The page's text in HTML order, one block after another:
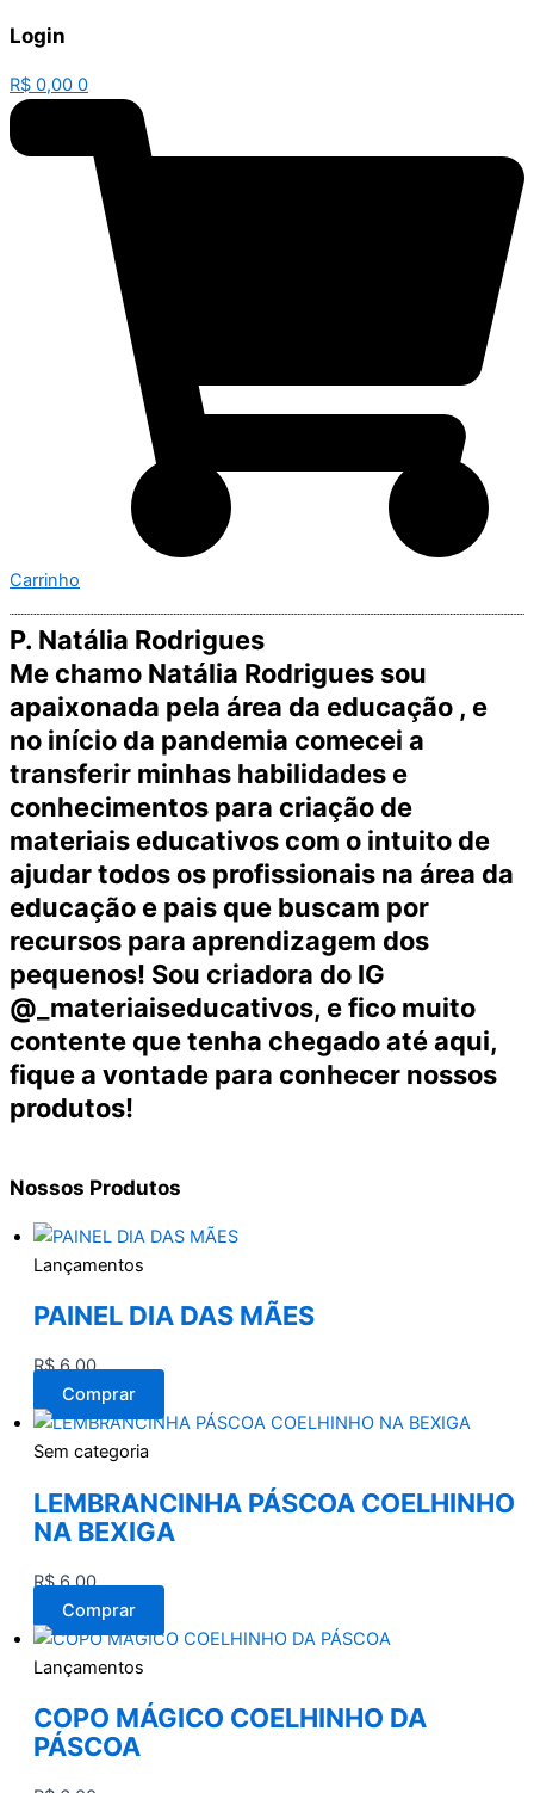
Login
R$ 0,00 0
Carrinho
P. Natália Rodrigues
Me chamo Natália Rodrigues sou
apaixonada pela área da educação , e
no início da pandemia comecei a
transferir minhas habilidades e
conhecimentos para criação de
materiais educativos com o intuito de
ajudar todos os profissionais na área da
educação e pais que buscam por
recursos para aprendizagem dos
pequenos! Sou criadora do IG
@_materiaiseducativos, e fico muito
contente que tenha chegado até aqui,
fique a vontade para conhecer nossos
produtos!
Nossos Produtos
Lançamentos
PAINEL DIA DAS MÃES
R$6,00
Comprar
Sem categoria
LEMBRANCINHA PÁSCOA COELHINHO
NA BEXIGA
R$6,00
Comprar
Lançamentos
COPO MÁGICO COELHINHO DA
PÁSCOA